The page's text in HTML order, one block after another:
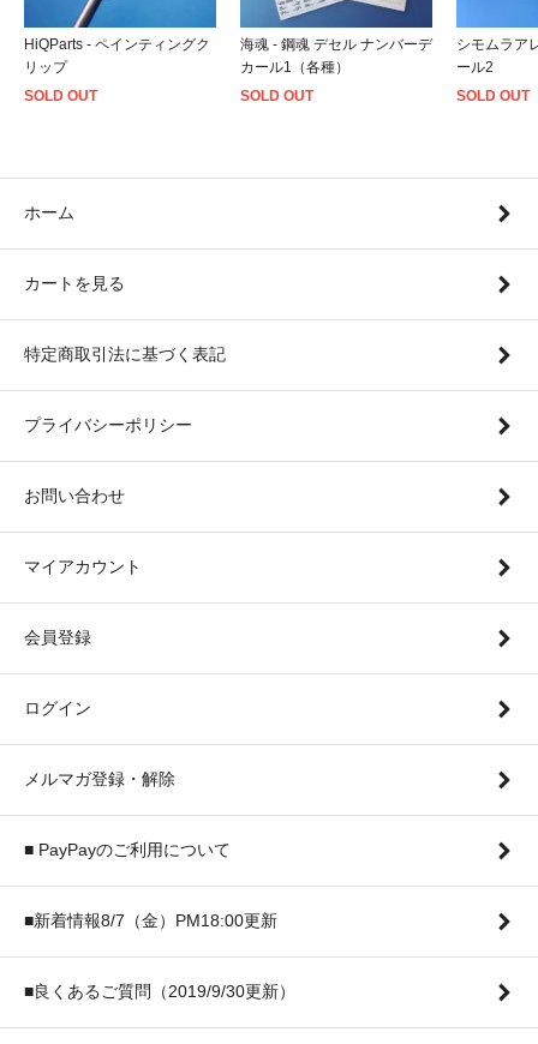
HiQParts - ペインティングク
リップ
SOLD OUT
海魂 - 鋼魂 デセル ナンバーデ
カール1（各種）
SOLD OUT
シモムラア
ール2
SOLD OUT
ホーム
カートを見る
特定商取引法に基づく表記
プライバシーポリシー
お問い合わせ
マイアカウント
会員登録
ログイン
メルマガ登録・解除
■ PayPayのご利用について
■新着情報8/7（金）PM18:00更新
■良くあるご質問（2019/9/30更新）